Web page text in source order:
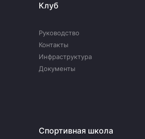
Клуб
Руководство
Контакты
Инфраструктура
Документы
Спортивная школа